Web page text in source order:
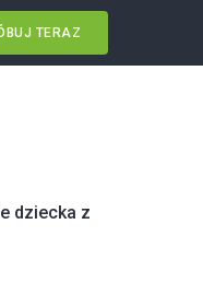
TERAZ
dziecka z